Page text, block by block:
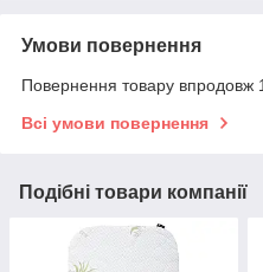
Умови повернення
Повернення товару впродовж
Всі умови повернення
Подібні товари компанії